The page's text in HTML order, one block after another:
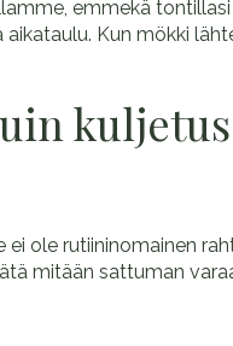
emmekä
Kun mökki
ole rutiininomainen
mitään sattuman